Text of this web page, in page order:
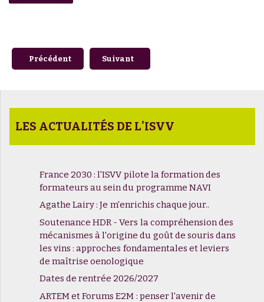
Article précédent : WTA 3 - NIVEAU EXPERT IDENTITÉ
Précédent Article suivant : Comment valoriser
Suivant
LES ACTUALITÉS DE L'ISVV
France 2030 : l'ISVV pilote la formation des
formateurs au sein du programme NAVI
Agathe Lairy : Je m'enrichis chaque jour..
Soutenance HDR - Vers la compréhension des
mécanismes à l'origine du goût de souris dans
les vins : approches fondamentales et leviers
de maîtrise oenologique
Dates de rentrée 2026/2027
ARTEM et Forums E2M : penser l'avenir de